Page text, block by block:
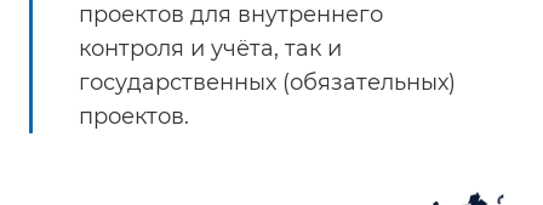
проектов для внутреннего
контроля и учёта, так и
государственных (обязательных)
проектов.